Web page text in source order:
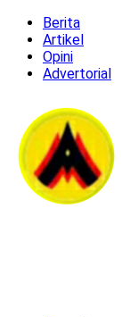
Berita
Artikel
Opini
Advertorial